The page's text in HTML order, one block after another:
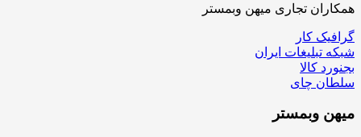
همکاران تجاری میهن وبمستر
گرافیک کار
شبکه تبلیغات ایران
بجنورد کالا
سلطان چای
میهن وبمستر